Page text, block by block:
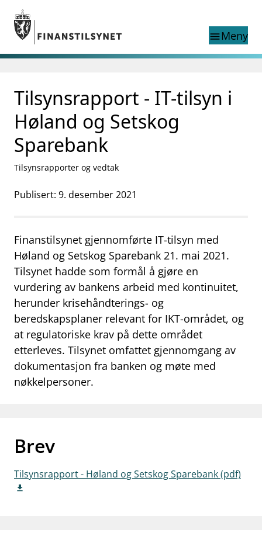
Gå til hovedinnhold
Gå til søkesiden
menuMeny
nettstedet
language
English
exist in English
English home page
Aktuelt
Finanstilsynets registre
mail_outlineKontakt oss
work_outlineJobb hos oss
dashboardInformasjon for investorer
notifications_noneAbonner på nyhetsvarsel
Tilsynsrapport - IT-tilsyn i
Høland og Setskog
Sparebank
Tilsynsrapporter og vedtak
Publisert: 9. desember 2021
Finanstilsynet gjennomførte IT-tilsyn med
Høland og Setskog Sparebank 21. mai 2021.
Tilsynet hadde som formål å gjøre en
vurdering av bankens arbeid med kontinuitet,
herunder krisehåndterings- og
beredskapsplaner relevant for IKT-området, og
at regulatoriske krav på dette området
etterleves. Tilsynet omfattet gjennomgang av
dokumentasjon fra banken og møte med
nøkkelpersoner.
Brev
Tilsynsrapport - Høland og Setskog Sparebank (pdf)